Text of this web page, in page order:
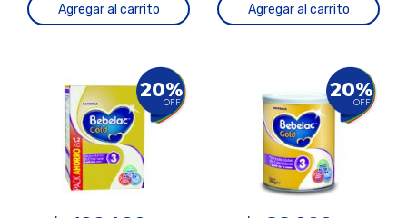
Agregar al carrito Agregar al carrito
20%
OFF
20%
OFF